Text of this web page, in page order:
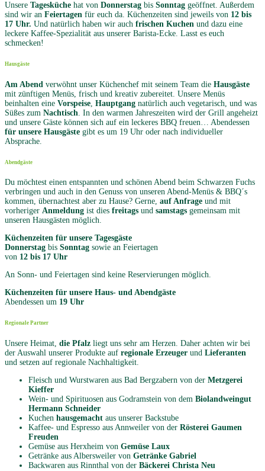
Unsere Tagesküche hat von Donnerstag bis Sonntag geöffnet. Außerdem
sind wir an Feiertagen für euch da. Küchenzeiten sind jeweils von 12 bis
17 Uhr. Und natürlich haben wir auch frischen Kuchen und dazu eine
leckere Kaffee-Spezialität aus unserer Barista-Ecke. Lasst es euch
schmecken!
Hausgäste
Am Abend verwöhnt unser Küchenchef mit seinem Team die Hausgäste
mit zünftigen Menüs, frisch und kreativ zubereitet. Unsere Menüs
beinhalten eine Vorspeise Hauptgang natürlich auch vegetarisch, und was
Süßes zum Nachtisch . In den warmen Jahreszeiten wird der Grill angeheizt
und unsere Gäste können sich auf ein leckeres BBQ freuen… Abendessen
für unsere Hausgäste gibt es um 19 Uhr oder nach individueller
Absprache.
Abendgäste
Du möchtest einen entspannten und schönen Abend beim Schwarzen Fuchs
verbringen und auch in den Genuss von unseren Abend-Menüs & BBQ´s
kommen, übernachtest aber zu Hause? Gerne, auf Anfrage und mit
vorheriger Anmeldung ist dies freitags und samstags gemeinsam mit
unseren Hausgästen möglich.
Küchenzeiten für unsere Tagesgäste
Donnerstag bis Sonntag sowie an Feiertagen
von 12 bis 17 Uhr
An Sonn- und Feiertagen sind keine Reservierungen möglich.
Küchenzeiten für unsere Haus- und Abendgäste
Abendessen um 19 Uhr
Regionale Partner
Unsere Heimat, die Pfalz liegt uns sehr am Herzen. Daher achten wir bei
der Auswahl unserer Produkte auf regionale Erzeuger und Lieferanten
und setzen auf regionale Nachhaltigkeit.
Fleisch und Wurstwaren aus Bad Bergzabern von der Metzgerei
Kieffer
Wein- und Spirituosen aus Godramstein von dem Biolandweingut
Hermann Schneider
Kuchen hausgemacht aus unserer Backstube
Kaffee- und Espresso aus Annweiler von der Rösterei Gaumen
Freuden
Gemüse aus Herxheim von Gemüse Laux
Getränke aus Albersweiler von Getränke Gabriel
Backwaren aus Rinnthal von der Bäckerei Christa Neu